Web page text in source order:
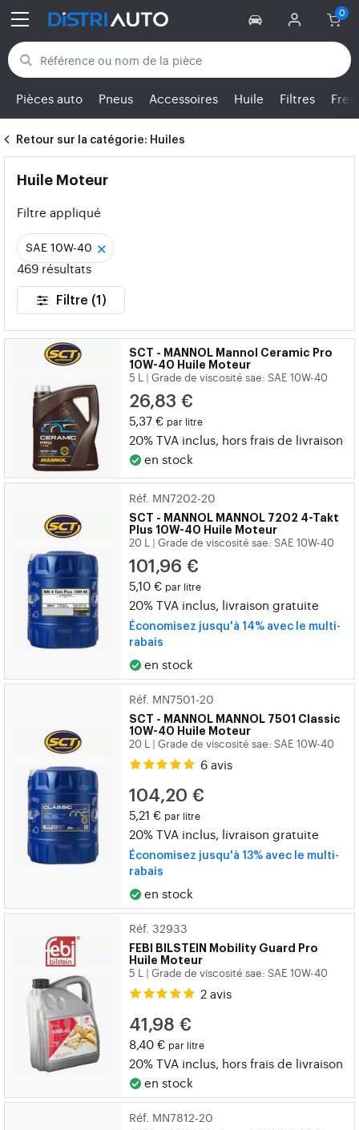
Retour aux catégories
Pièces auto Pneus Accessoires Huile Filtres
Retour sur la catégorie: Huiles
Huile Moteur
Filtre appliqué
SAE 10W-40 ×
469 résultats
Filtre (1)
SCT - MANNOL Mannol Ceramic Pro
10W-40 Huile Moteur
5 L Grade de viscosité sae: SAE 10W-40
26,83 €
5,37 € par litre
20% TVA inclus, horsfrais de livraison
en stock
Réf. MN7202-20
SCT - MANNOL MANNOL 7202 4-Takt
Plus 10W-40 Huile Moteur
20 L Grade de viscosité sae: SAE 10W-40
101,96 €
5,10 € par litre
20% TVA inclus, livraison gratuite
Économisez jusqu'à 14% avec le multi-
rabais
en stock
Réf. MN7501-20
SCT - MANNOL MANNOL 7501 Classic
10W-40 Huile Moteur
20 L Grade de viscosité sae: SAE 10W-40
6 avis
104,20 €
5,21 € par litre
20% TVA inclus, livraison gratuite
Économisez jusqu'à 13% avec le multi-
rabais
en stock
Réf. 32933
FEBI BILSTEIN
Mobility Guard Pro
Huile Moteur
5 L Grade de viscosité sae: SAE 10W-40
2 avis
41,98 €
8,40 € par litre
20% TVA inclus, horsfrais de livraison
en stock
Réf. MN7812-20